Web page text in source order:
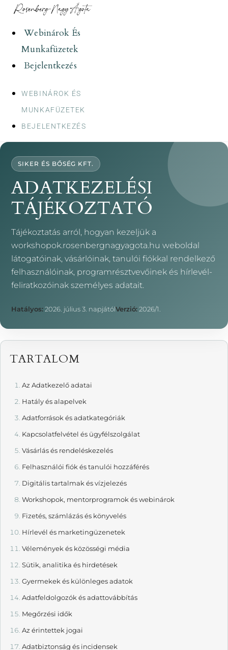
contentWebinárok És
Munkafüzetek
Bejelentkezés
WEBINÁROK ÉS
MUNKAFÜZETEK
BEJELENTKEZÉS
SIKER ÉS BŐSÉG KFT.
ADATKEZELÉSI
TÁJÉKOZTATÓ
Tájékoztatás arról, hogyan kezeljük a
workshopok.rosenbergnagyagota.hu weboldal
látogatóinak, vásárlóinak, tanulói fiókkal rendelkező
felhasználóinak, programrésztvevőinek és hírlevél-
feliratkozóinak személyes adatait.
Hatályos:2026. július 3. napjátólVerzió:2026/1.
TARTALOM
Az Adatkezelő adatai
Hatály és alapelvek
Adatforrások és adatkategóriák
Kapcsolatfelvétel és ügyfélszolgálat
Vásárlás és rendeléskezelés
Felhasználói fiók és tanulói hozzáférés
Digitális tartalmak és vízjelezés
Workshopok, mentorprogramok és webinárok
Fizetés, számlázás és könyvelés
Hírlevél és marketingüzenetek
Vélemények és közösségi média
Sütik, analitika és hirdetések
Gyermekek és különleges adatok
Adatfeldolgozók és adattovábbítás
Megőrzési idők
Az érintettek jogai
Adatbiztonság és incidensek